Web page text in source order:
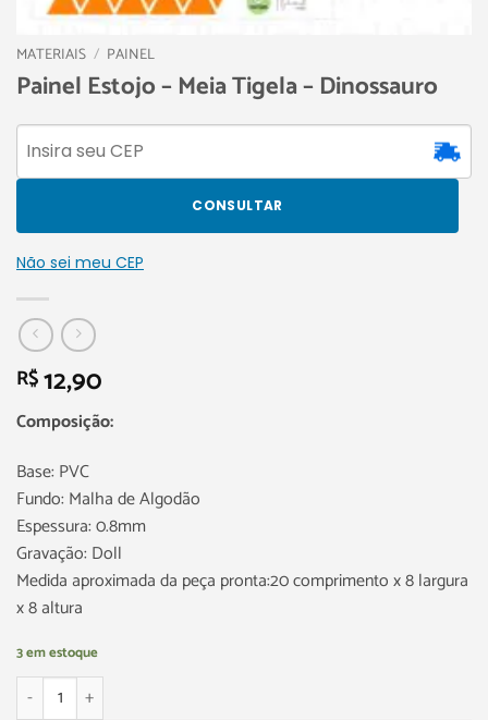
MATERIAIS / PAINEL
Painel Estojo – Meia Tigela – Dinossauro
CONSULTAR
Não sei meu CEP
R$12,90
Composição:
Base: PVC
Fundo: Malha de Algodão
Espessura: 0.8mm
Gravação: Doll
Medida aproximada da peça pronta:20 comprimento x 8 largura
x 8 altura
3 em estoque